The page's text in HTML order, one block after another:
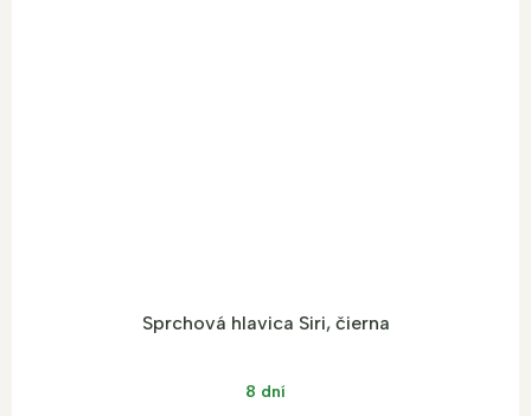
Sprchová hlavica Siri, čierna
8 dní